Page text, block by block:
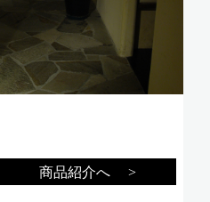
商品紹介へ >